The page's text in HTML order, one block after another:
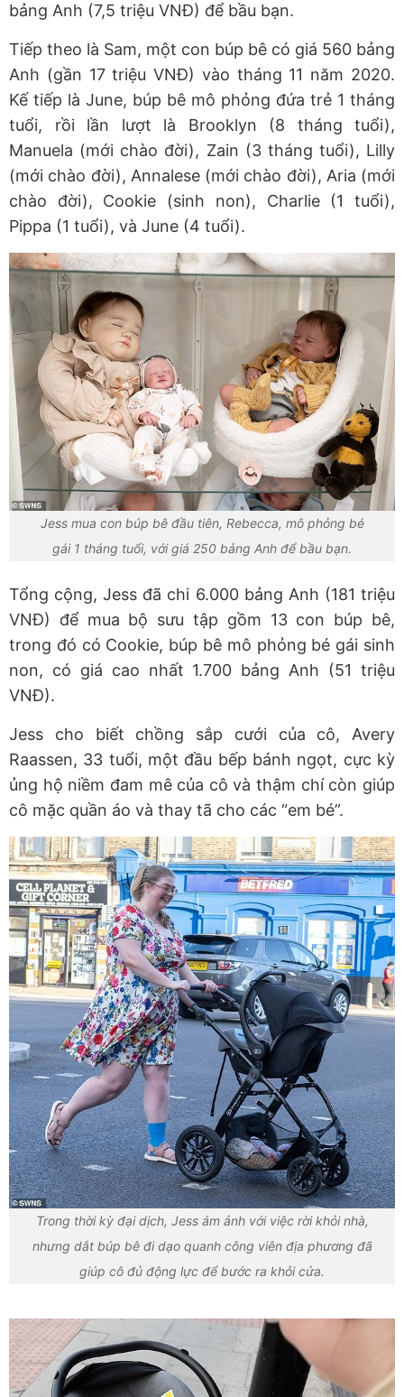
bảng Anh (7,5 triệu VNĐ) để bầu bạn.
Tiếp theo là Sam, một con búp bê có giá 560 bảng
Anh (gần 17 triệu VNĐ) vào tháng 11 năm 2020.
Kế tiếp là June, búp bê mô phỏng đứa trẻ 1 tháng
tuổi, rồi lần lượt là Brooklyn (8 tháng tuổi),
Manuela (mới chào đời), Zain (3 tháng tuổi), Lilly
(mới chào đời), Annalese (mới chào đời), Aria (mới
chào đời), Cookie (sinh non), Charlie (1 tuổi),
Pippa (1 tuổi), và June (4 tuổi).
Jess mua con búp bê đầu tiên, Rebecca, mô phỏng bé
gái 1 tháng tuổi, với giá 250 bảng Anh để bầu bạn.
Tổng cộng, Jess đã chi 6.000 bảng Anh (181 triệu
VNĐ) để mua bộ sưu tập gồm 13 con búp bê,
trong đó có Cookie, búp bê mô phỏng bé gái sinh
non, có giá cao nhất 1.700 bảng Anh (51 triệu
VNĐ).
Jess cho biết chồng sắp cưới của cô, Avery
Raassen, 33 tuổi, một đầu bếp bánh ngọt, cực kỳ
ủng hộ niềm đam mê của cô và thậm chí còn giúp
cô mặc quần áo và thay tã cho các “em bé”.
Trong thời kỳ đại dịch, Jess ám ảnh với việc rời khỏi nhà,
nhưng dắt búp bê đi dạo quanh công viên địa phương đã
giúp cô đủ động lực để bước ra khỏi cửa.